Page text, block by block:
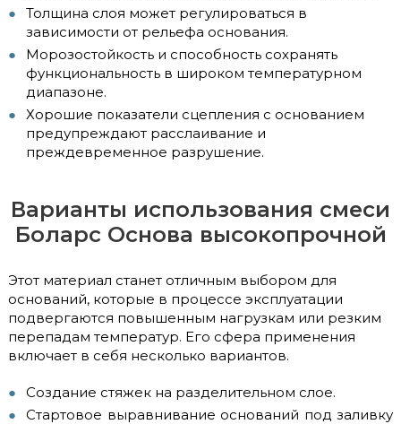
Толщина слоя может регулироваться в
зависимости от рельефа основания.
Морозостойкость и способность сохранять
функциональность в широком температурном
диапазоне.
Хорошие показатели сцепления с основанием
предупреждают расслаивание и
преждевременное разрушение.
Варианты использования смеси
Боларс Основа высокопрочной
Этот материал станет отличным выбором для
оснований, которые в процессе эксплуатации
подвергаются повышенным нагрузкам или резким
перепадам температур. Его сфера применения
включает в себя несколько вариантов.
Создание стяжек на разделительном слое.
Стартовое выравнивание оснований под заливку